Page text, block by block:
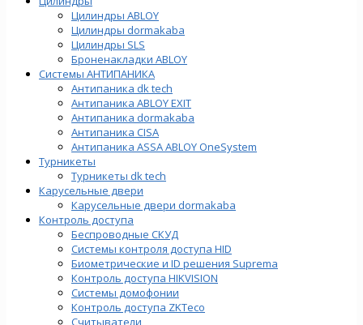
Цилиндры ABLOY
Цилиндры dormakaba
Цилиндры SLS
Броненакладки ABLOY
Системы АНТИПАНИКА
Антипаника dk tech
Антипаника ABLOY EXIT
Антипаника dormakaba
Антипаника СISA
Антипаника ASSA ABLOY OneSystem
Турникеты
Турникеты dk tech
Карусельные двери
Карусельные двери dormakaba
Контроль доступа
Беспроводные СКУД
Системы контроля доступа HID
Биометрические и ID решения Suprema
Контроль доступа HIKVISION
Системы домофонии
Контроль доступа ZKTeco
Считыватели